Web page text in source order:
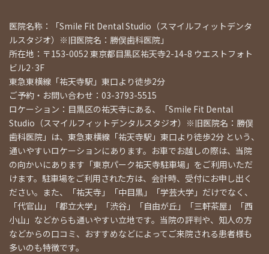
医院名称：「Smile Fit Dental Studio（スマイルフィットデンタ
ルスタジオ）※旧医院名：勝俣歯科医院」
所在地：〒153-0052 東京都目黒区祐天寺2-14-8 ウエストフォト
ビル2·3F
東急東横線「祐天寺駅」東口より徒歩2分
ご予約・お問い合わせ：03-3793-5515
ロケーション：目黒区の祐天寺にある、「Smile Fit Dental
Studio（スマイルフィットデンタルスタジオ）※旧医院名：勝俣
歯科医院」は、東急東横線「祐天寺駅」東口より徒歩2分 という、
通いやすいロケーションにあります。お車でお越しの際は、当院
の向かいにあります「東京パーク祐天寺駐車場」をご利用いただ
けます。駐車場をご利用された方は、会計時、受付にお申し出く
ださい。また、「祐天寺」「中目黒」「学芸大学」だけでなく、
「代官山」「都立大学」「渋谷」「自由が丘」「三軒茶屋」「西
小山」などからも通いやすい立地です。当院の評判や、知人の方
などからの口コミ、おすすめなどによってご来院される患者様も
多いのも特徴です。